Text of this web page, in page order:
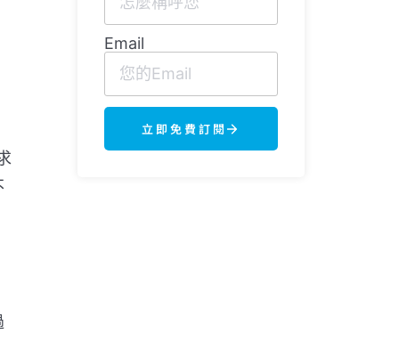
Email
立即免費訂閱